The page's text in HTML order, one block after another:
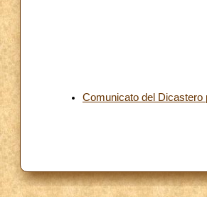
Comunicato del Dicastero